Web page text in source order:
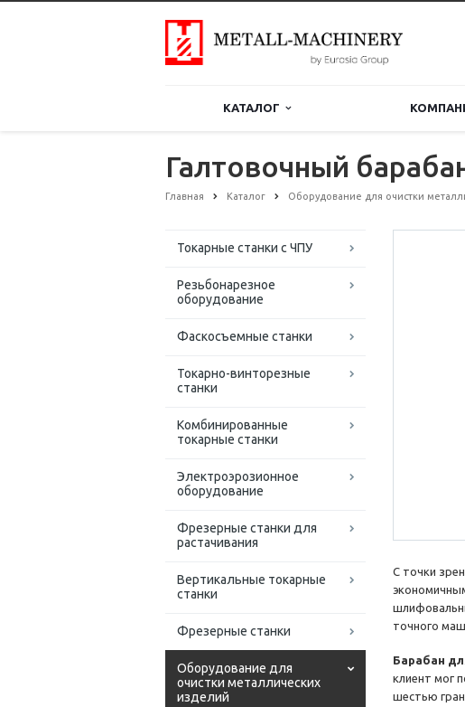
КАТАЛОГ
Галтовочный
Главная Каталог Оборудование для очистки
Токарные станки с ЧПУ
Резьбонарезное
оборудование
Фаскосъемные станки
Токарно-винторезные
станки
Комбинированные
токарные станки
Электроэрозионное
оборудование
Фрезерные станки для
растачивания
Вертикальные токарные
станки
Фрезерные станки
Оборудование для
очистки металлических
изделий
С точки
точного
Барабан
клиент мог
шестью